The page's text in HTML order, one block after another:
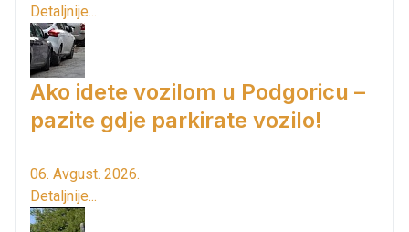
Detaljnije...
Ako idete vozilom u Podgoricu –
pazite gdje parkirate vozilo!
06. Avgust. 2026.
Detaljnije...